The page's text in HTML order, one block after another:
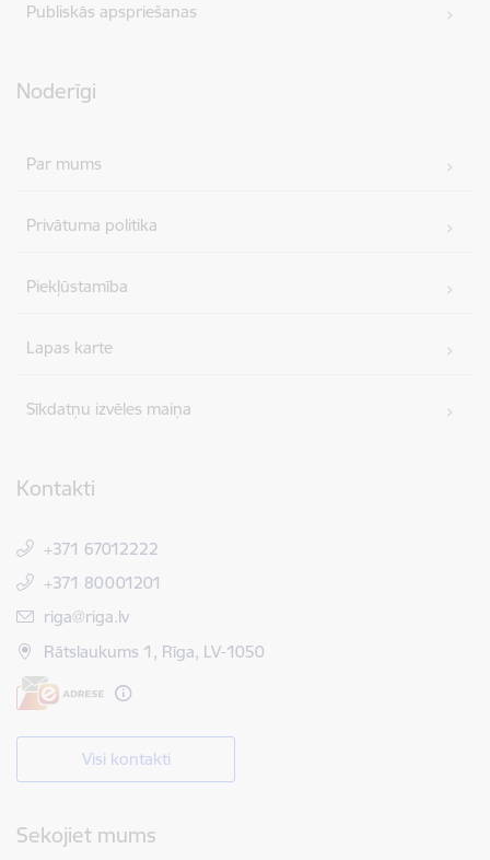
Publiskās apspriešanas
Noderīgi
Par mums
Privātuma politika
Piekļūstamība
Lapas karte
Sīkdatņu izvēles maiņa
Kontakti
+371 67012222
+371 80001201
E-pasts:
riga@riga.lv
Rātslaukums 1, Rīga, LV-1050
Visi kontakti
Sekojiet mums